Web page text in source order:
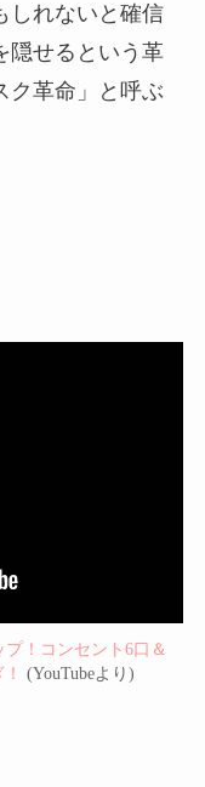
しれないと確信
隠せるという革
ク革命」と呼ぶ
プ！コンセント6口＆
(YouTubeより)